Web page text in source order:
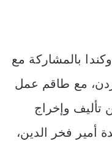
بالمشاركة مع
مع طاقم عمل
تأليف وإخراج
أمير فخر الدين،